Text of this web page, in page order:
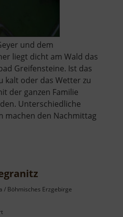
und dem
liegt dicht am Wald das
Greifensteine. Ist das
kalt oder das Wetter zu
der ganzen Familie
Unterschiedliche
machen den Nachmittag
/ Böhmisches Erzgebirge